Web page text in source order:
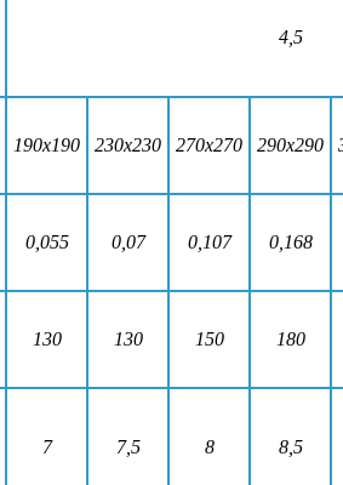
4,5
190х190 230х230 270х270 290х290
0,055 0,07 0,107 0,168
130 130 150 180
7 7,5 8 8,5